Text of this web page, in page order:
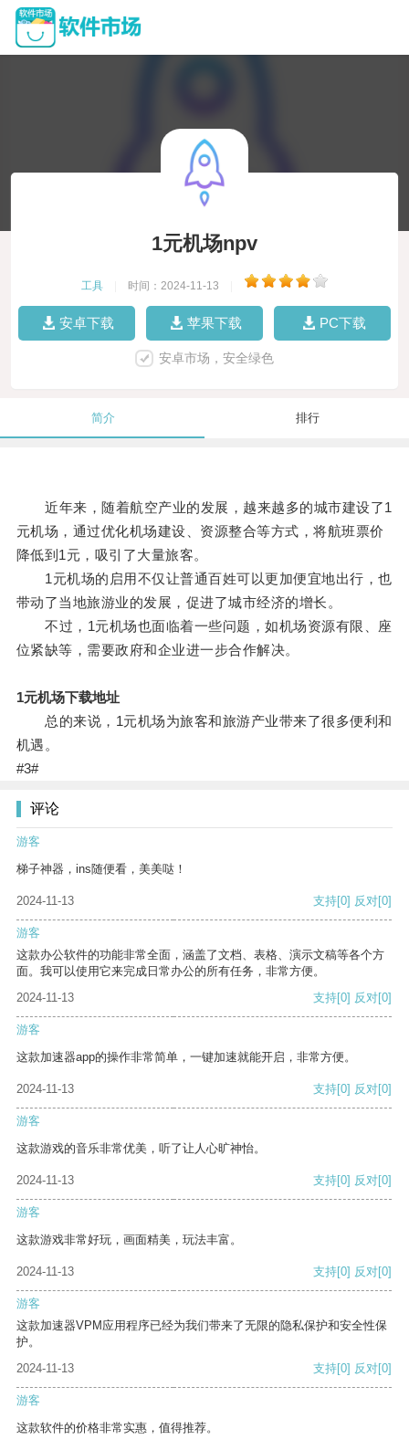
1元机场npv
工具 时间：2024-11-13
安卓下载 苹果下载 PC下载
安卓市场，安全绿色
简介 排行
近年来，随着航空产业的发展，越来越多的城市建设了1
元机场，通过优化机场建设、资源整合等方式，将航班票价
降低到1元，吸引了大量旅客。
1元机场的启用不仅让普通百姓可以更加便宜地出行，也
带动了当地旅游业的发展，促进了城市经济的增长。
不过，1元机场也面临着一些问题，如机场资源有限、座
位紧缺等，需要政府和企业进一步合作解决。
1元机场下载地址
总的来说，1元机场为旅客和旅游产业带来了很多便利和
机遇。
#3#
评论
游客
梯子神器，ins随便看，美美哒！
2024-11-13 支持[0] 反对[0]
游客
这款办公软件的功能非常全面，涵盖了文档、表格、演示文稿等各个方
面。我可以使用它来完成日常办公的所有任务，非常方便。
2024-11-13
支持[0] 反对[0]
游客
这款加速器app的操作非常简单，一键加速就能开启，非常方便。
2024-11-13 支持[0] 反对[0]
游客
这款游戏的音乐非常优美，听了让人心旷神怡。
2024-11-13 支持[0] 反对[0]
游客
这款游戏非常好玩，画面精美，玩法丰富。
2024-11-13 支持[0] 反对[0]
游客
这款加速器VPM应用程序已经为我们带来了无限的隐私保护和安全性保
护。
2024-11-13
支持[0] 反对[0]
游客
这款软件的价格非常实惠，值得推荐。